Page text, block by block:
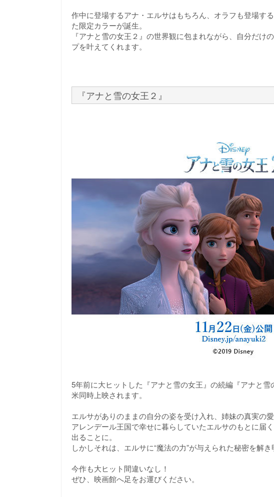
作中に登場するアナ・エルサはもちろん、オラフも登場す
た限定カラーが誕生。
『アナと雪の女王２』の世界観に包まれながら、自分だけ
プを叶えてくれます。
『アナと雪の女王２』
5年前に大ヒットした『アナと雪の女王』の続編『アナと
米同時上映されます。
エルサがありのままの自分の姿を受け入れ、姉妹の真実の
アレンデール王国で幸せに暮らしていたエルサのもとに届
出ることに。
しかしそれは、エルサに“魔法の力”が与えられた秘密を解
今作も大ヒット間違いなし！
ぜひ、映画館へ足をお運びください。